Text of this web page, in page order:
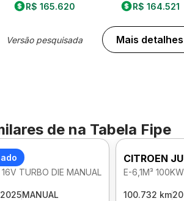
R$ 165.620
Versão pesquisada
R$ 164.521
Mais detalhes
de na Tabela Fipe
16V TURBO DIE MANUAL
MANUAL
CITROEN
E-6,1M³
100.732 km